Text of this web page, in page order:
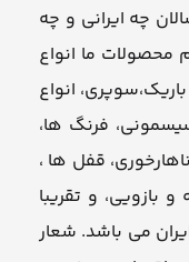
چه ایرانی و چه
محصولات ما انواع
انواع
فرنگ ها،
قفل ها ،
بازویی، و تقریبا
می باشد. شعار